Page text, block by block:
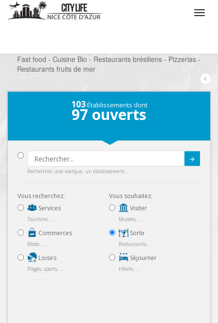
Fast food - Cuisine Bio - Restaurants brésiliens - Pizzerias -
Restaurants fruits de mer
103Établissements dont
97 ouverts
Rechercher une marque, un établissement...
Vous recherchez:
Services
Tourisme, ...
Commerces
Mode, ...
Loisirs
Plages, sports, ...
Vous souhaitez:
Visiter
Musées, ...
Sortir
Restaurants, ...
Séjourner
Hôtels, ...